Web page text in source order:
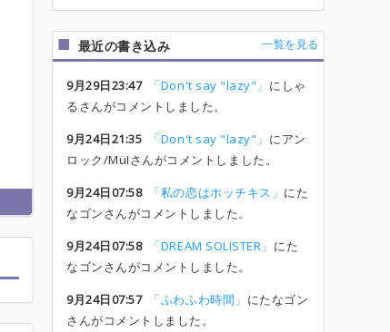
最近の書き込み 一覧を見る
9月29日23:47 「Don't say "lazy"」 にしゃ
るさんがコメントしました。
9月24日21:35
「Don't say "lazy"」 にアン
ロック/MüIさんがコメントしました。
9月24日07:58
「私の恋はホッチキス」 にた
なゴンさんがコメントしました。
9月24日07:58
「DREAM SOLISTER」 にた
なゴンさんがコメントしました。
9月24日07:57
「ふわふわ時間」 にたなゴン
さんがコメントしました。